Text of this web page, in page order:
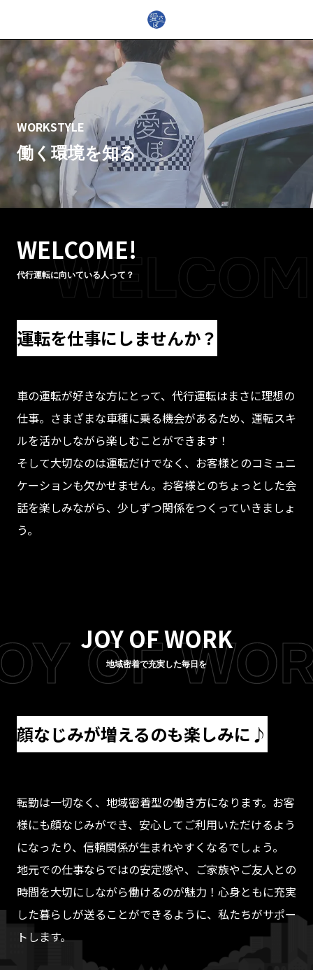
WORKSTYLE
働く環境を知る
代行運転に向いている人って？
WELCOME!
運転を仕事にしませんか？
車の運転が好きな方にとって、代行運転はまさに理想の
仕事。さまざまな車種に乗る機会があるため、運転スキ
ルを活かしながら楽しむことができます！
そして大切なのは運転だけでなく、お客様とのコミュニ
ケーションも欠かせません。お客様とのちょっとした会
話を楽しみながら、少しずつ関係をつくっていきましょ
う。
OF
JOY OF WORK
地域密着で充実した毎日を
顔なじみが増えるのも楽しみに♪
転勤は一切なく、地域密着型の働き方になります。お客
様にも顔なじみができ、安心してご利用いただけるよう
になったり、信頼関係が生まれやすくなるでしょう。
地元での仕事ならではの安定感や、ご家族やご友人との
時間を大切にしながら働けるのが魅力！心身ともに充実
した暮らしが送ることができるように、私たちがサポー
トします。